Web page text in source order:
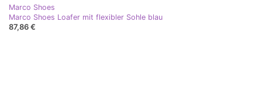
Marco Shoes
Marco Shoes Loafer mit flexibler Sohle blau
87,86 €